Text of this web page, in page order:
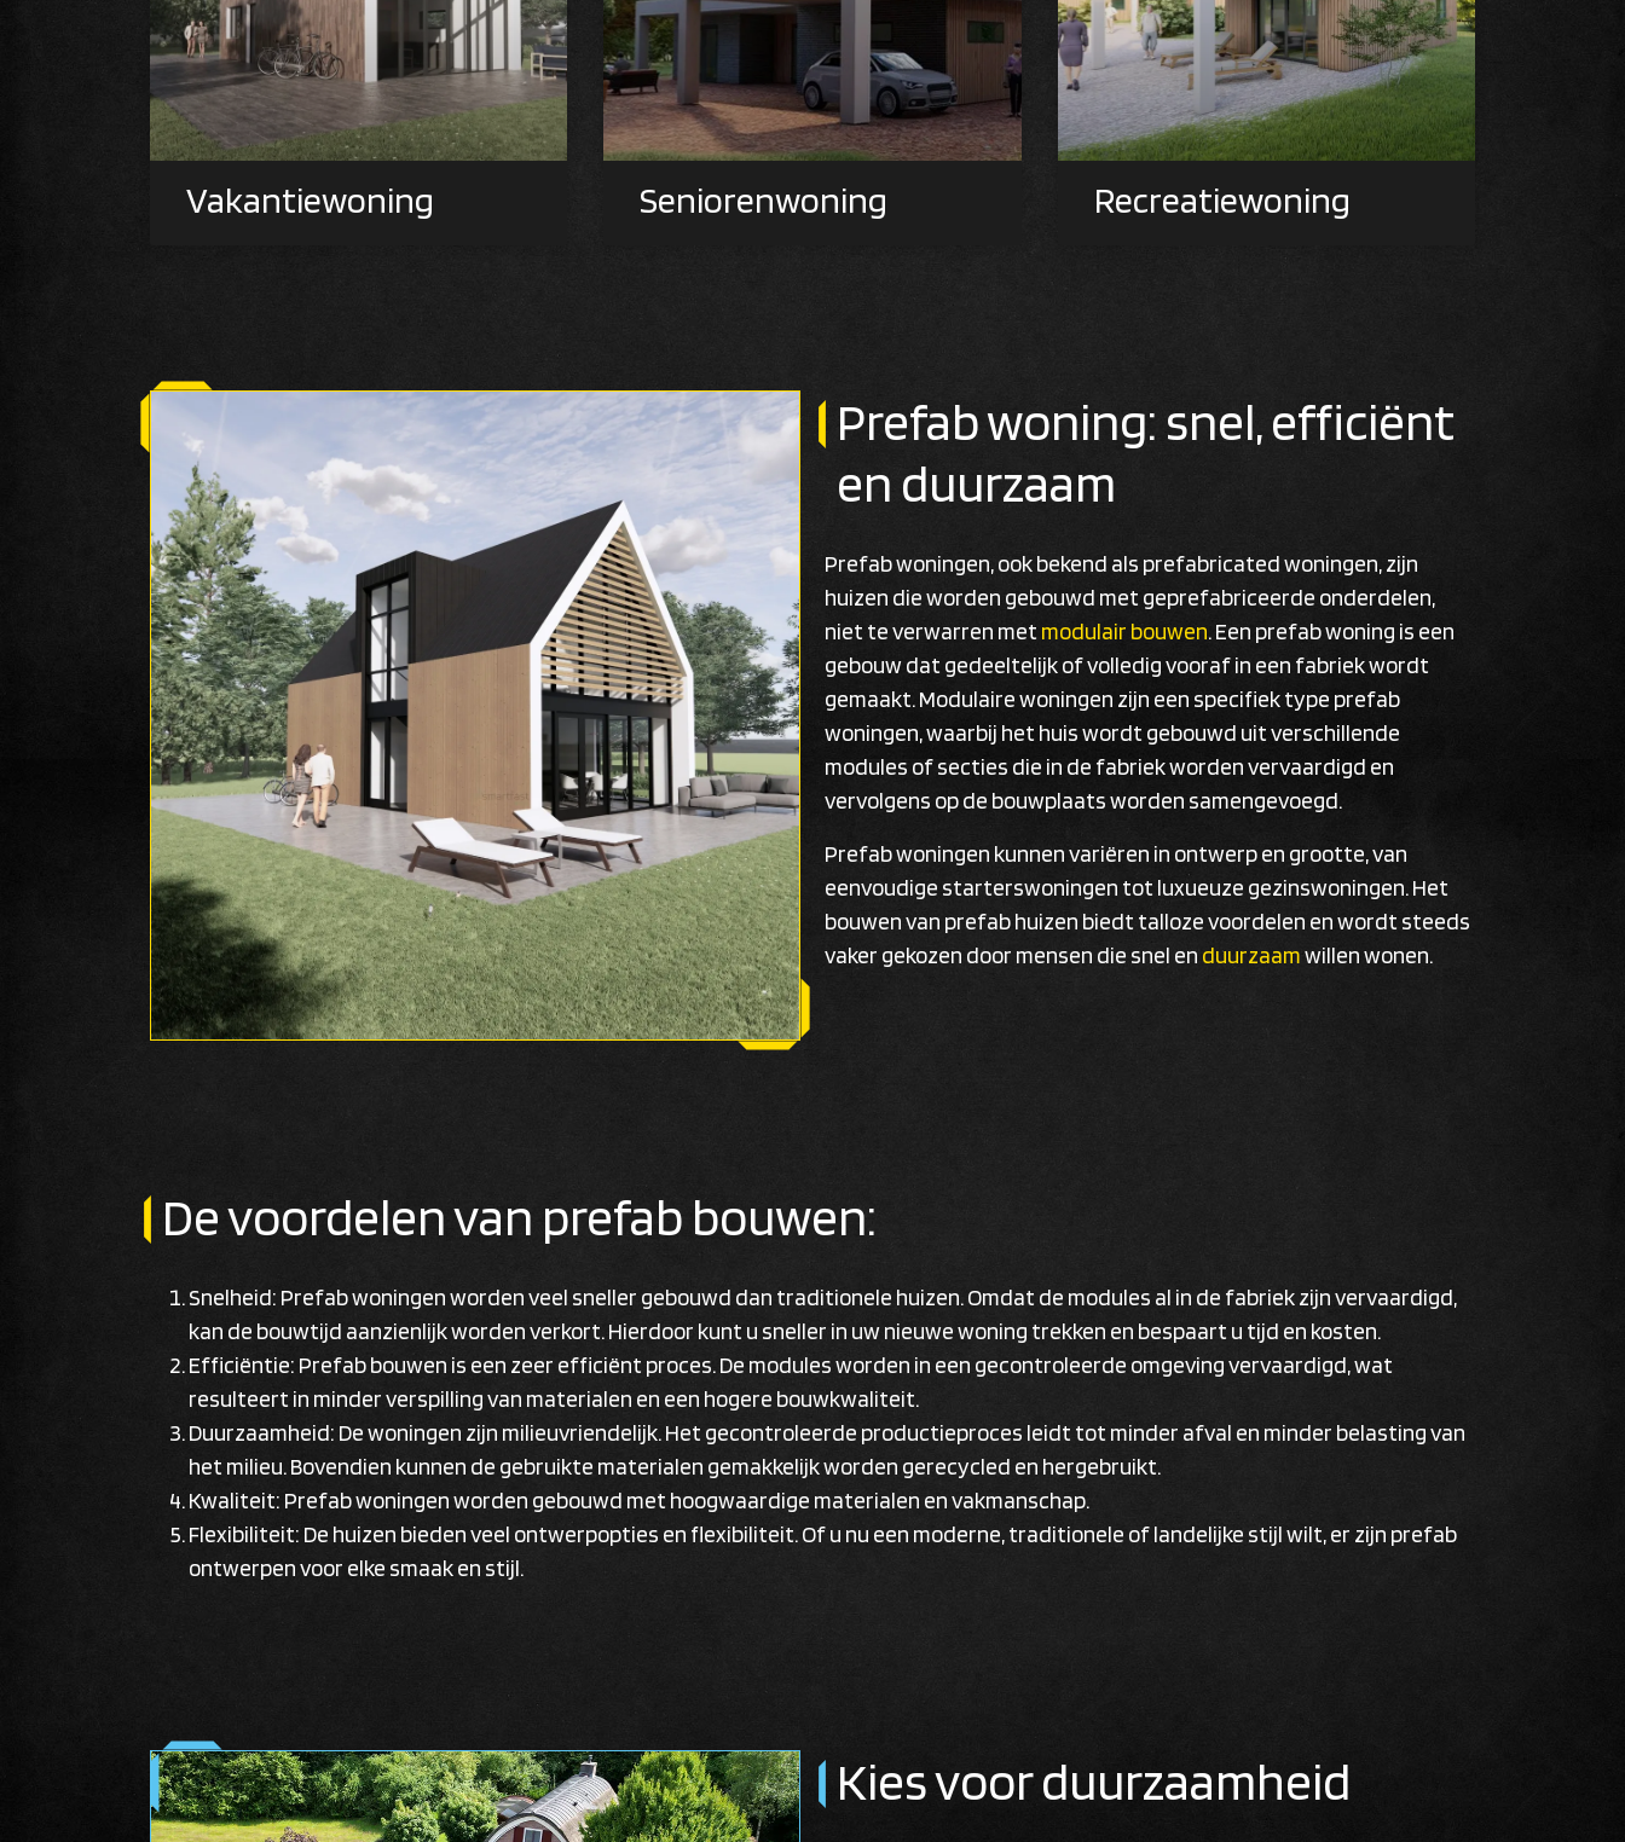
Vakantiewoning Seniorenwoning Recreatiewoning
Prefab woning: snel, efficiënt
en duurzaam
Prefab woningen, ook bekend als prefabricated woningen, zijn
huizen die worden gebouwd met geprefabriceerde onderdelen,
niet te verwarren met modulair bouwen. Een prefab woning is een
gebouw dat gedeeltelijk of volledig vooraf in een fabriek wordt
gemaakt. Modulaire woningen zijn een specifiek type prefab
woningen, waarbij het huis wordt gebouwd uit verschillende
modules of secties die in de fabriek worden vervaardigd en
vervolgens op de bouwplaats worden samengevoegd.
Prefab woningen kunnen variëren in ontwerp en grootte, van
eenvoudige starterswoningen tot luxueuze gezinswoningen. Het
bouwen van prefab huizen biedt talloze voordelen en wordt steeds
vaker gekozen door mensen die snel en duurzaamwillen wonen.
De voordelen van prefab bouwen:
Snelheid: Prefab woningen worden veel sneller gebouwd dan traditionele huizen. Omdat de modules al in de fabriek zijn vervaardigd,
kan de bouwtijd aanzienlijk worden verkort. Hierdoor kunt u sneller in uw nieuwe woning trekken en bespaart u tijd en kosten.
Efficiëntie: Prefab bouwen is een zeer efficiënt proces. De modules worden in een gecontroleerde omgeving vervaardigd, wat
resulteert in minder verspilling van materialen en een hogere bouwkwaliteit.
Duurzaamheid: De woningen zijn milieuvriendelijk. Het gecontroleerde productieproces leidt tot minder afval en minder belasting van
het milieu. Bovendien kunnen de gebruikte materialen gemakkelijk worden gerecycled en hergebruikt.
Kwaliteit: Prefab woningen worden gebouwd met hoogwaardige materialen en vakmanschap.
Flexibiliteit: De huizen bieden veel ontwerpopties en flexibiliteit. Of u nu een moderne, traditionele of landelijke stijl wilt, er zijn prefab
ontwerpen voor elke smaak en stijl.
Kies voor duurzaamheid